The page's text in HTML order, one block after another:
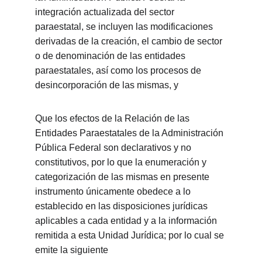
integración actualizada del sector
paraestatal, se incluyen las modificaciones
derivadas de la creación, el cambio de sector
o de denominación de las entidades
paraestatales, así como los procesos de
desincorporación de las mismas, y
Que los efectos de la Relación de las
Entidades Paraestatales de la Administración
Pública Federal son declarativos y no
constitutivos, por lo que la enumeración y
categorización de las mismas en presente
instrumento únicamente obedece a lo
establecido en las disposiciones jurídicas
aplicables a cada entidad y a la información
remitida a esta Unidad Jurídica; por lo cual se
emite la siguiente